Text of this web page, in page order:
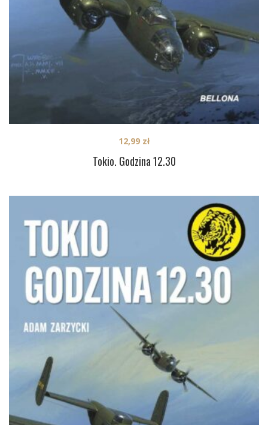
Tokio. Godzina 12.30
12,99 zł